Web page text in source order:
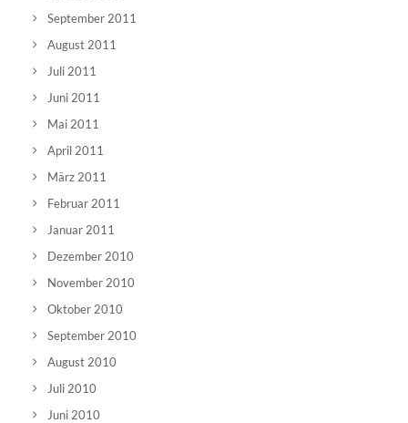
September 2011
August 2011
Juli 2011
Juni 2011
Mai 2011
April 2011
März 2011
Februar 2011
Januar 2011
Dezember 2010
November 2010
Oktober 2010
September 2010
August 2010
Juli 2010
Juni 2010